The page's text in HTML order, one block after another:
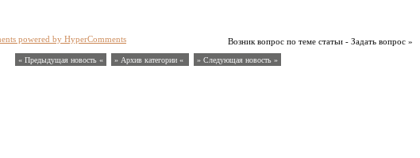
Возник вопрос по теме статьи - Задать вопрос »
powered by HyperComments
« Предыдущая новость « » Архив категории « » Следующая новость »